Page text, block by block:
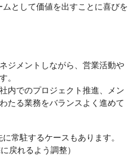
として価値を出すことに喜びを
ジメントしながら、営業活動や
。
内でのプロジェクト推進、メン
たる業務をバランスよく進めて
常駐するケースもあります。
戻れるよう調整）